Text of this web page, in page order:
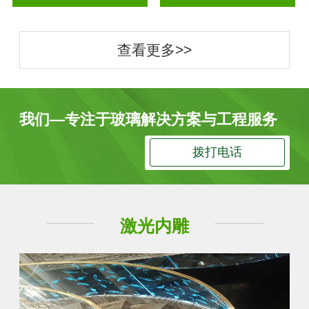
查看更多>>
我们—专注于玻璃解决方案与工程服务
拨打电话
激光内雕